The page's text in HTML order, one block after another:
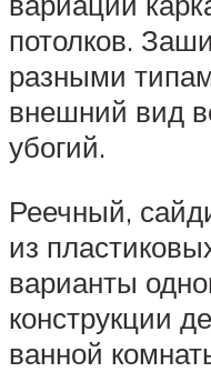
потолков.
разными
внешний вид
убогий.
Реечный,
из
варианты
конструкции
ванной